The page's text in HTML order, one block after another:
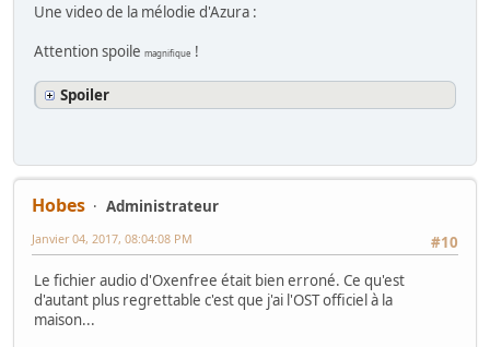
Une video de la mélodie d'Azura :
Attention spoile magnifique !
Spoiler
Hobes
Administrateur
#10
Janvier 04, 2017, 08:04:08 PM
Le fichier audio d'Oxenfree était bien erroné. Ce qu'est
d'autant plus regrettable c'est que j'ai l'OST officiel à la
maison...